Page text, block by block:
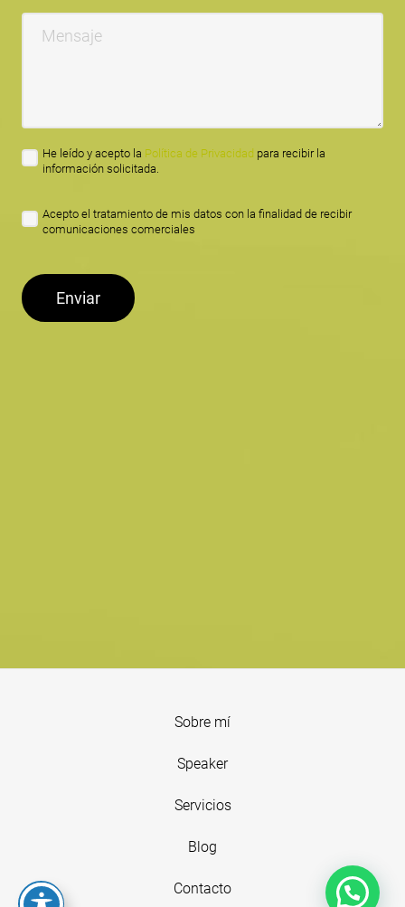
He leído y acepto la Política de Privacidad para recibir la
información solicitada.
Acepto el tratamiento de mis datos con la finalidad de recibir
comunicaciones comerciales
Sobre mí
Speaker
Servicios
Blog
Contacto